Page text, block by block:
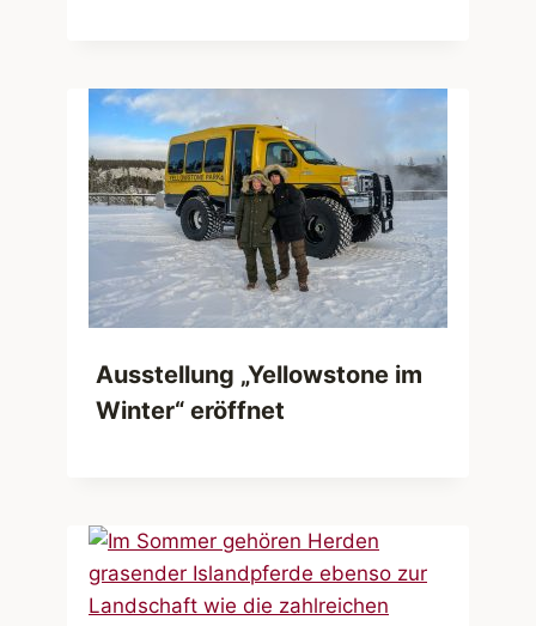
Ausstellung „Yellowstone im
Winter“ eröffnet